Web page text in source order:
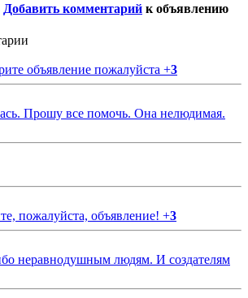
Добавить комментарий к объявлению
объявление пожалуйста +3
Прошу все помочь. Она нелюдимая.
пожалуйста, объявление! +3
неравнодушным людям. И создателям